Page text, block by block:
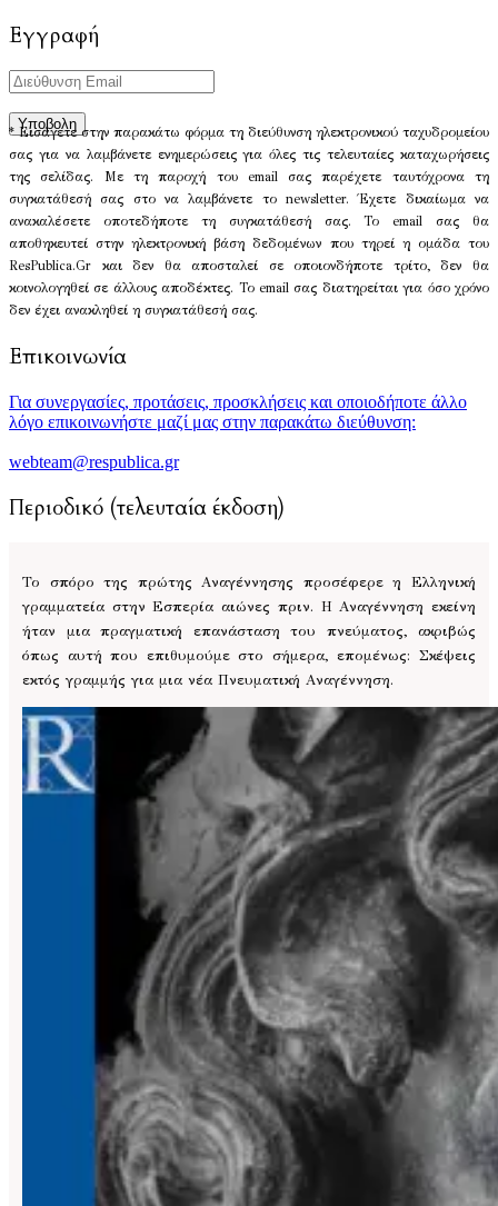
Εγγραφή
* Εισάγετε στην παρακάτω φόρμα τη διεύθυνση ηλεκτρονικού ταχυδρομείου
σας για να λαμβάνετε ενημερώσεις για όλες τις τελευταίες καταχωρήσεις
της σελίδας. Με τη παροχή του email σας παρέχετε ταυτόχρονα τη
συγκατάθεσή σας στο να λαμβάνετε το newsletter. Έχετε δικαίωμα να
ανακαλέσετε οποτεδήποτε τη συγκατάθεσή σας. Το email σας θα
αποθηκευτεί στην ηλεκτρονική βάση δεδομένων που τηρεί η ομάδα του
ResPublica.Gr και δεν θα αποσταλεί σε οποιονδήποτε τρίτο, δεν θα
κοινολογηθεί σε άλλους αποδέκτες. Το email σας διατηρείται για όσο χρόνο
δεν έχει ανακληθεί η συγκατάθεσή σας.
Επικοινωνία
Για συνεργασίες, προτάσεις, προσκλήσεις και οποιοδήποτε άλλο
λόγο επικοινωνήστε μαζί μας στην παρακάτω διεύθυνση:
webteam@respublica.gr
Περιοδικό (τελευταία έκδοση)
Το σπόρο της πρώτης Αναγέννησης προσέφερε η Ελληνική
γραμματεία στην Εσπερία αιώνες πριν. Η Αναγέννηση εκείνη
ήταν μια πραγματική επανάσταση του πνεύματος, ακριβώς
όπως αυτή που επιθυμούμε στο σήμερα, επομένως: Σκέψεις
εκτός γραμμής για μια νέα Πνευματική Αναγέννηση.